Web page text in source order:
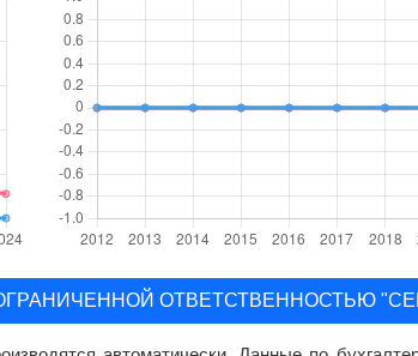
С ОГРАНИЧЕННОЙ ОТВЕТСТВЕННОСТЬЮ